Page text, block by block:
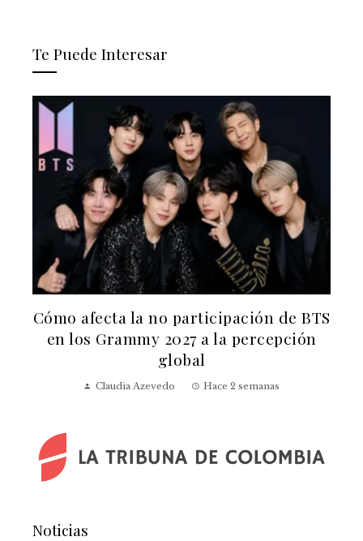
Te Puede Interesar
Cómo afecta la no participación de BTS
en los Grammy 2027 a la percepción
global
Claudia Azevedo Hace 2 semanas
Noticias